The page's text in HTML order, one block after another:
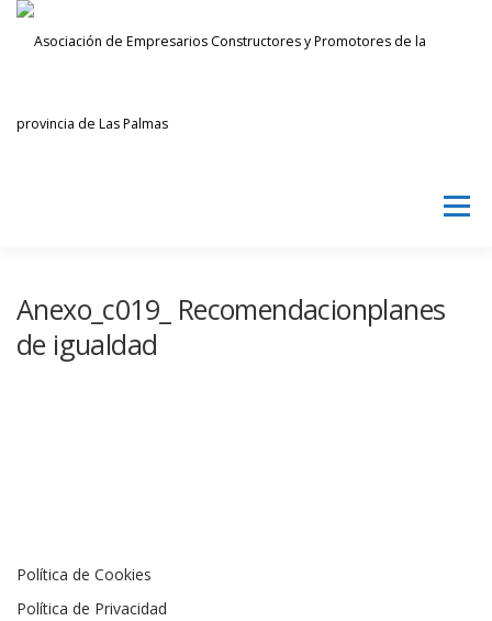
Saltar
Menú
Anexo_c019_ Recomendacionplanes
de igualdad
Política de Cookies
Política de Privacidad